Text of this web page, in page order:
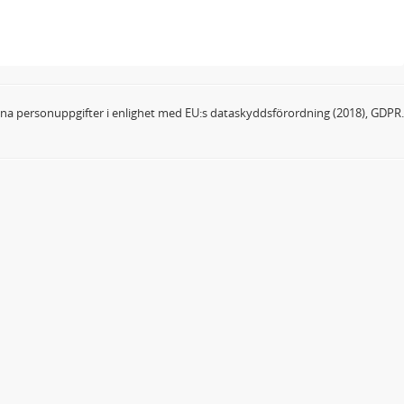
personuppgifter i enlighet med EU:s dataskyddsförordning (2018), GDPR.